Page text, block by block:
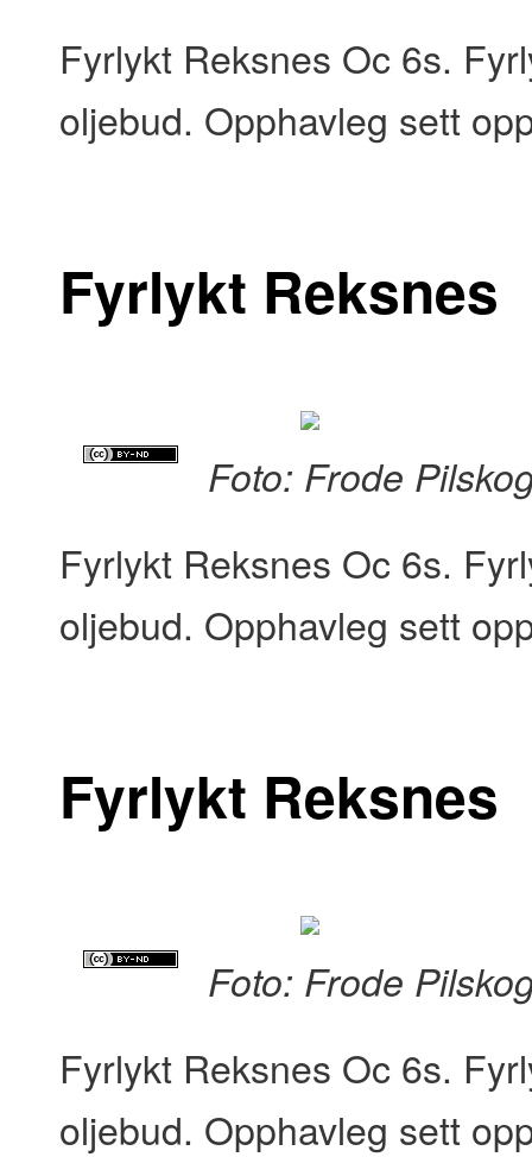
Fyrlykt Reksnes Oc 6s.
oljebud. Opphavleg sett
Fyrlykt Reksnes
Foto: Frode
Fyrlykt Reksnes Oc 6s.
oljebud. Opphavleg sett
Fyrlykt Reksnes
Foto: Frode
Fyrlykt Reksnes Oc 6s.
oljebud. Opphavleg sett